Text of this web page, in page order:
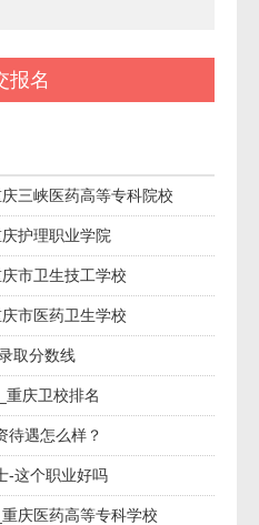
三峡医药高等专科院校
护理职业学院
市卫生技工学校
市医药卫生学校
取分数线
庆卫校排名
待遇怎么样？
-这个职业好吗
庆医药高等专科学校